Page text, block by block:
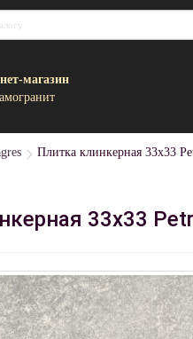
магазин
Плитка клинкерная 33x33
33x33